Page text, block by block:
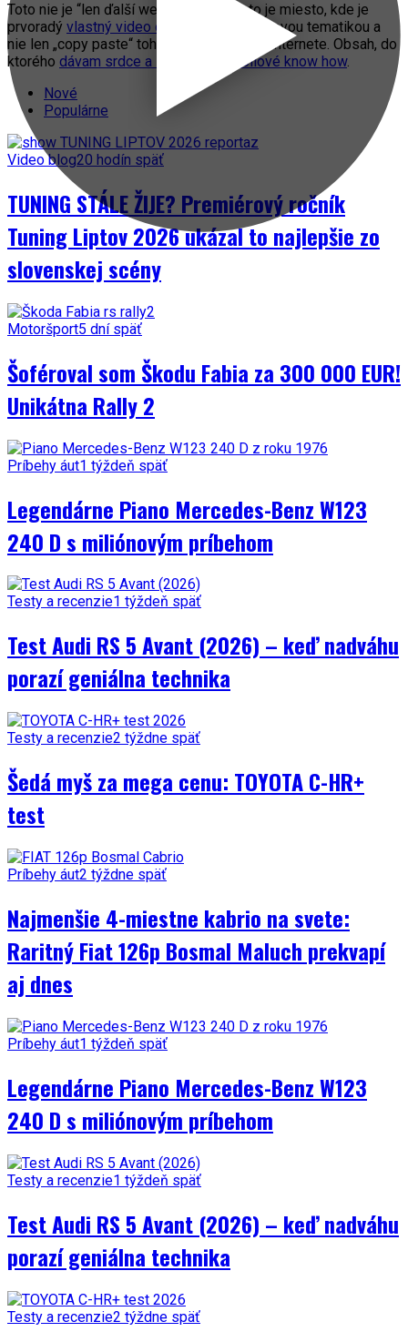
Toto nie je “len ďalší web o autách”. Toto je miesto, kde je
prvoradý vlastný video obsah
s automobilovou tematikou a
nie len „copy paste“ toho, čo práve fičí na internete. Obsah, do
ktorého dávam srdce a svoje automobilové know how.
Nové
Populárne
Video blog20 hodín späť
TUNING STÁLE ŽIJE? Premiérový ročník
Tuning Liptov 2026 ukázal to najlepšie zo
slovenskej scény
Motoršport5 dní späť
Šoféroval som Škodu Fabia za 300 000 EUR!
Unikátna Rally 2
Príbehy áut1 týždeň späť
Legendárne Piano Mercedes-Benz W123
240 D s miliónovým príbehom
Testy a recenzie1 týždeň späť
Test Audi RS 5 Avant (2026) – keď nadváhu
porazí geniálna technika
Testy a recenzie2 týždne späť
Šedá myš za mega cenu: TOYOTA C-HR+
test
Príbehy áut2 týždne späť
Najmenšie 4-miestne kabrio na svete:
Raritný Fiat 126p Bosmal Maluch prekvapí
aj dnes
Príbehy áut1 týždeň späť
Legendárne Piano Mercedes-Benz W123
240 D s miliónovým príbehom
Testy a recenzie1 týždeň späť
Test Audi RS 5 Avant (2026) – keď nadváhu
porazí geniálna technika
Testy a recenzie2 týždne späť